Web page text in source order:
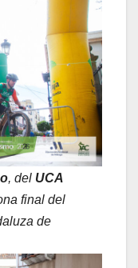
, del UCA
final del
de